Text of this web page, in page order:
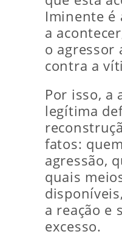
Iminente é
a
o agressor
contra a
Por isso, a
legítima
fatos:
agressão,
quais
a reação e
excesso.